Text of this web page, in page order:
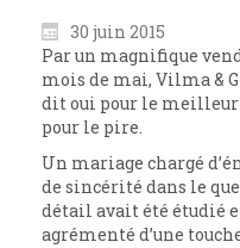
30 juin 2015
Par un magnifique
mois de mai, Vilma &
dit oui pour le
pour le pire.
Un mariage chargé
de sincérité dans le
détail avait été étudié
agrémenté d’une